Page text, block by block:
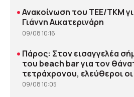
•Ανακοίνωση του ΤΕΕ/ΤΚΜ
Γιάννη Αικατερινάρη
09/08 10:16
• Πάρος: Στον εισαγγελέα
του beach bar για τον
τετράχρονου, ελεύθεροι οι
09/08 10:05